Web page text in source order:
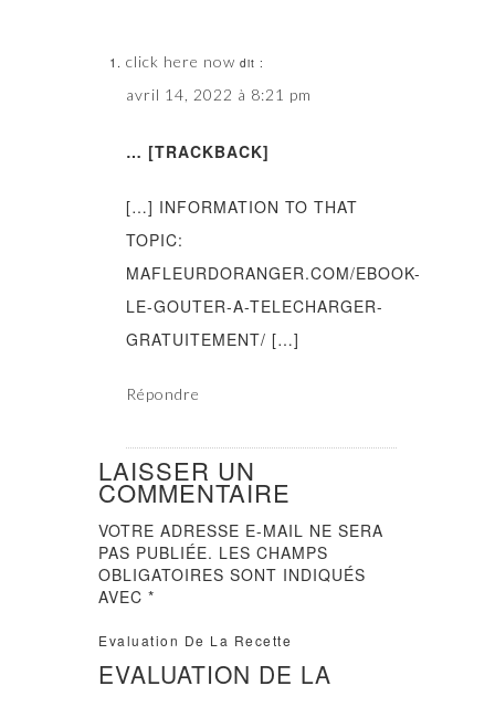
click here now dit :
avril 14, 2022 à 8:21 pm
… [TRACKBACK]
[…] INFORMATION TO THAT
TOPIC:
MAFLEURDORANGER.COM/EBOOK-
LE-GOUTER-A-TELECHARGER-
GRATUITEMENT/ […]
Répondre
LAISSER UN
COMMENTAIRE
VOTRE ADRESSE E-MAIL NE SERA
PAS PUBLIÉE. LES CHAMPS
OBLIGATOIRES SONT INDIQUÉS
AVEC*
Evaluation De La Recette
EVALUATION DE LA